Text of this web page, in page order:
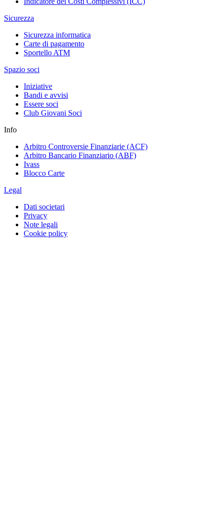
Sicurezza
Sicurezza informatica
Carte di pagamento
Sportello ATM
Spazio soci
Iniziative
Bandi e avvisi
Essere soci
Club Giovani Soci
Info
Arbitro Controversie Finanziarie (ACF)
Arbitro Bancario Finanziario (ABF)
Ivass
Blocco Carte
Legal
Dati societari
Privacy
Note legali
Cookie policy